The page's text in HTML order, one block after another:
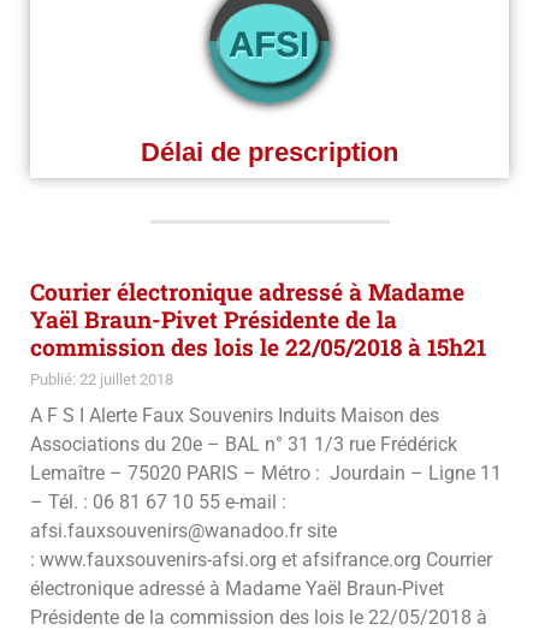
Délai de prescription
Courier électronique adressé à Madame
Yaël Braun-Pivet Présidente de la
commission des lois le 22/05/2018 à 15h21
Publié: 22 juillet 2018
A F S I Alerte Faux Souvenirs Induits Maison des
Associations du 20e – BAL n° 31 1/3 rue Frédérick
Lemaître – 75020 PARIS – Métro : Jourdain – Ligne 11
– Tél. : 06 81 67 10 55 e-mail :
afsi.fauxsouvenirs@wanadoo.fr site
: www.fauxsouvenirs-afsi.org et afsifrance.org Courrier
électronique adressé à Madame Yaël Braun-Pivet
Présidente de la commission des lois le 22/05/2018 à